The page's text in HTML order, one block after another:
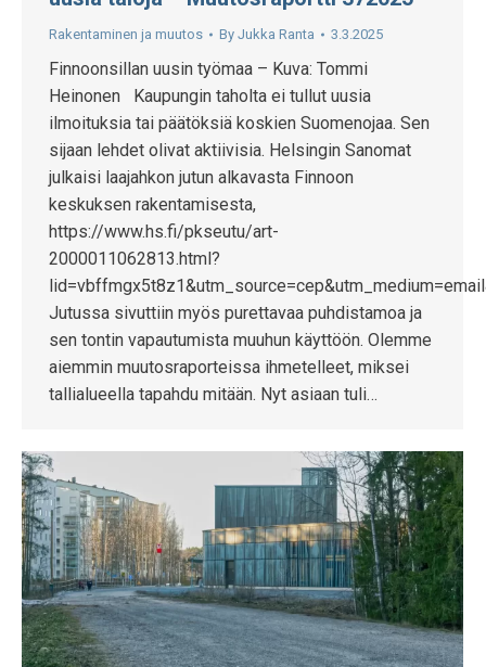
Rakentaminen ja muutos By Jukka Ranta 3.3.2025
Finnoonsillan uusin työmaa – Kuva: Tommi
Heinonen Kaupungin taholta ei tullut uusia
ilmoituksia tai päätöksiä koskien Suomenojaa. Sen
sijaan lehdet olivat aktiivisia. Helsingin Sanomat
julkaisi laajahkon jutun alkavasta Finnoon
keskuksen rakentamisesta,
https://www.hs.fi/pkseutu/art-
2000011062813.html?
Jutussa sivuttiin myös purettavaa puhdistamoa ja
sen tontin vapautumista muuhun käyttöön. Olemme
aiemmin muutosraporteissa ihmetelleet, miksei
tallialueella tapahdu mitään. Nyt asiaan tuli…